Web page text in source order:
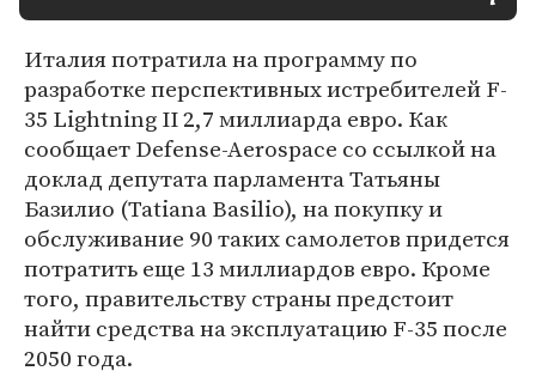
Италия потратила на программу по
разработке перспективных истребителей F-
35 Lightning II 2,7 миллиарда евро. Как
сообщает Defense-Aerospace со ссылкой на
доклад депутата парламента Татьяны
Базилио (Tatiana Basilio), на покупку и
обслуживание 90 таких самолетов придется
потратить еще 13 миллиардов евро. Кроме
того, правительству страны предстоит
найти средства на эксплуатацию F-35 после
2050 года.